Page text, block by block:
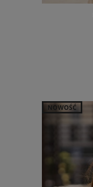
NOWOŚĆ